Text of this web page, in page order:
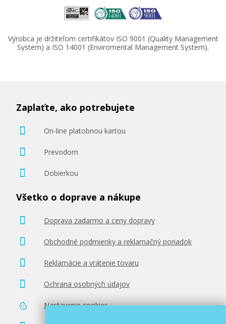
Výrobca je držiteľom certifikátov ISO 9001 (Quality Management
System) a ISO 14001 (Enviromental Management System).
Zaplaťte, ako potrebujete
On-line platobnou kartou
Prevodom
Dobierkou
Všetko o doprave a nákupe
Doprava zadarmo a ceny dopravy
Obchodné podmienky a reklamačný poriadok
Reklamácie a vrátenie tovaru
Ochrana osobných údajov
Nastavenie cookies